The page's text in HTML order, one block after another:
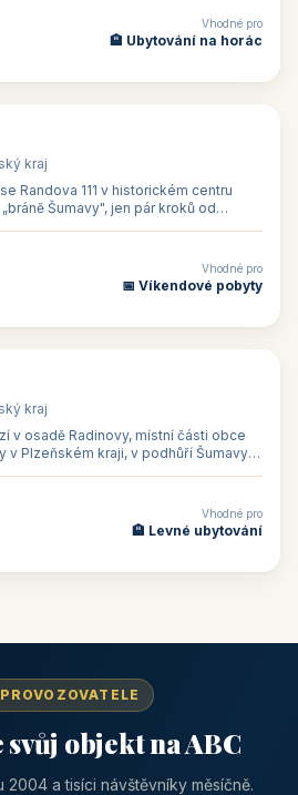
Vhodné pro
🏨 Ubytování na horác
kraj
Randova 111 v historickém centru
Šumavy", jen pár kroků od
Vhodné pro
📅 Víkendové pobyty
kraj
v osadě Radinovy, místní části obce
v Plzeňském kraji, v podhůří Šumavy
Vhodné pro
🏨 Levné ubytování
objekt na ABC
a tisíci návštěvníky měsíčně.